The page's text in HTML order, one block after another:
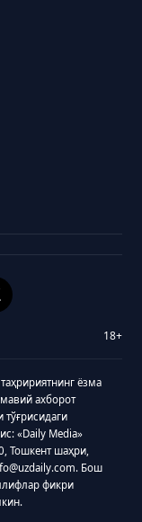
18+
ёзма
ахборот
тўғрисидаги
«Daily Media»
Тошкент шаҳри,
Бош
фикри